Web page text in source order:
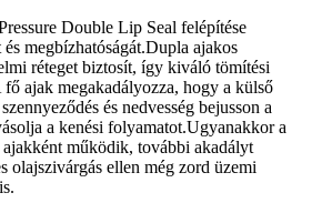
Double Lip Seal felépítése
megbízhatóságát.Dupla ajakos
réteget biztosít, így kiváló tömítési
fő ajak megakadályozza, hogy a külső
és nedvesség bejusson a
a kenési folyamatot.Ugyanakkor a
ajakként működik, további akadályt
olajszivárgás ellen még zord üzemi